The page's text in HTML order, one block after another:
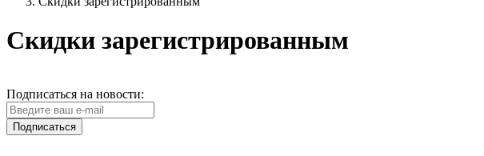
Скидки зарегистрированным
Подписаться на новости:
Подписаться